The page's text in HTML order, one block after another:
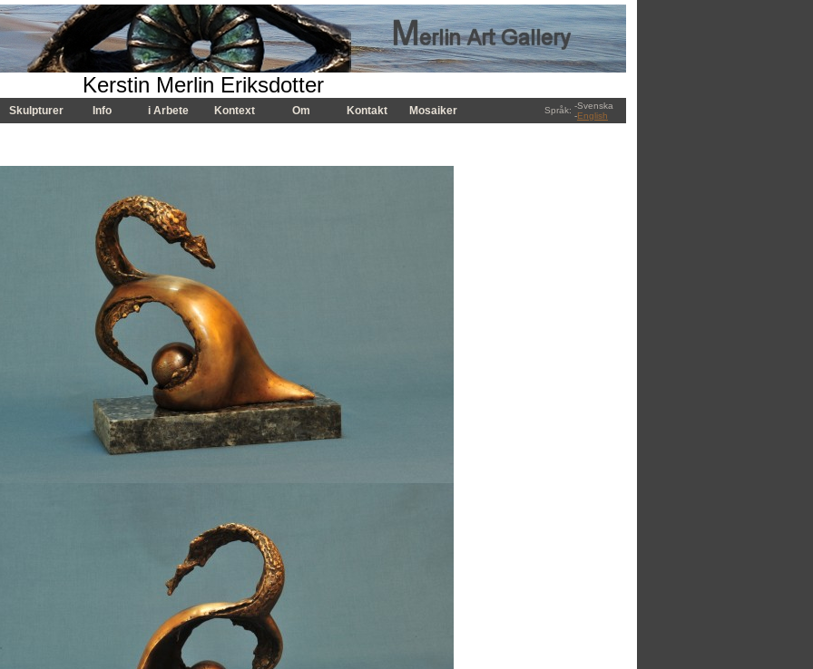
Kerstin Merlin Eriksdotter
Skulpturer Info i Arbete Kontext Om Kontakt Mosaiker Språk: -Svenska
-English